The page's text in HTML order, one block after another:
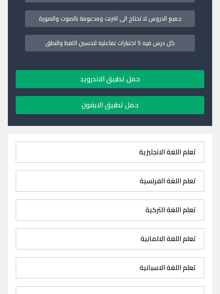
جميع الدروس لا تحتاج الى انترنت ومدعومة بالصوت والصورة
كل درس فيه 5 اختبارات تفاعلية لتحسين اللفظ والنطق
حمل تطبيق الاندرويد
حمل تطبيق الايفون
تعلم اللغة الانجليزية
تعلم اللغة الفرنسية
تعلم اللغة التركية
تعلم اللغة الالمانية
تعلم اللغة الاسبانية